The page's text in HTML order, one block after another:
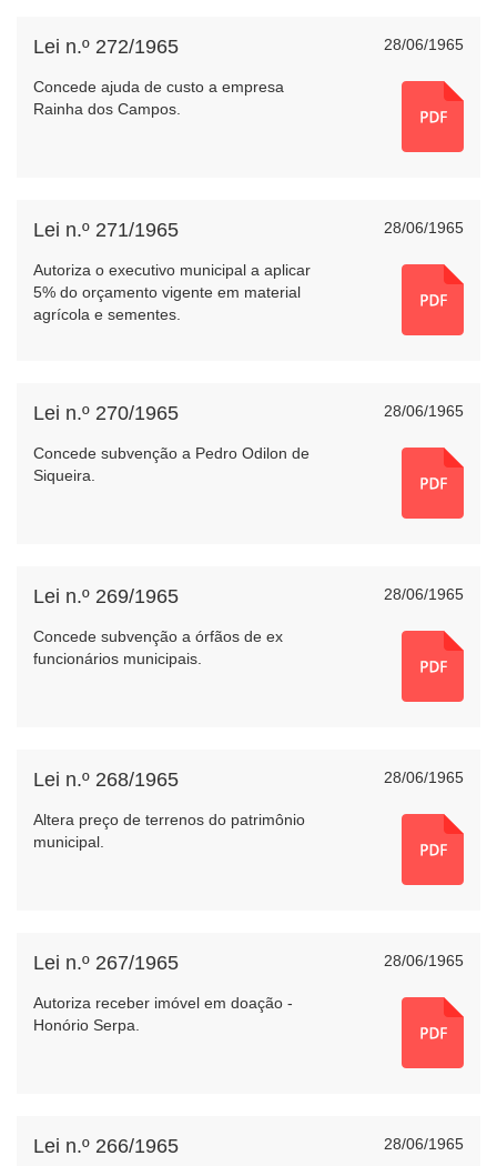
28/06/1965
Lei n.º 272/1965
Concede ajuda de custo a empresa
Rainha dos Campos.
28/06/1965
Lei n.º 271/1965
Autoriza o executivo municipal a aplicar
5% do orçamento vigente em material
agrícola e sementes.
28/06/1965
Lei n.º 270/1965
Concede subvenção a Pedro Odilon de
Siqueira.
28/06/1965
Lei n.º 269/1965
Concede subvenção a órfãos de ex
funcionários municipais.
28/06/1965
Lei n.º 268/1965
Altera preço de terrenos do patrimônio
municipal.
28/06/1965
Lei n.º 267/1965
Autoriza receber imóvel em doação -
Honório Serpa.
28/06/1965
Lei n.º 266/1965